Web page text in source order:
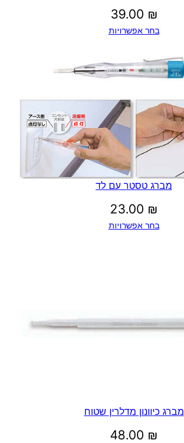
39.00 ₪
בחר אפשרויות
מברג טסטר עם לד
23.00 ₪
בחר אפשרויות
מברג כיוונון מדלרין שטוח
48.00 ₪